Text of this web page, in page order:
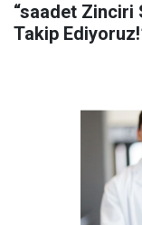
“saadet Zinciri
Takip